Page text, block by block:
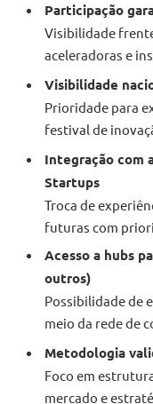
Participação
Visibilidade
aceleradoras e
Visibilidade
Prioridade para
festival de
Integração com
Startups
Troca de
futuras com
Acesso a hubs
outros)
Possibilidade de
meio da rede de
Metodologia
Foco em
mercado e